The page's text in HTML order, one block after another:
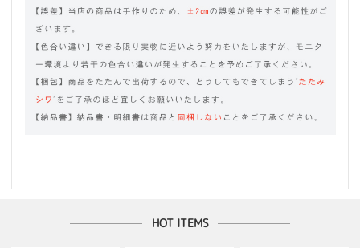
HOT ITEMS